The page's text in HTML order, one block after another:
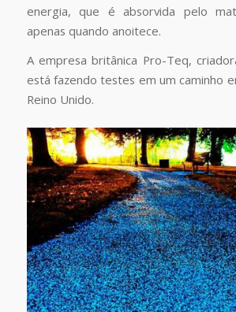
energia, que é absorvida pelo
apenas quando anoitece.
A empresa britânica Pro-Teq,
está fazendo testes em um caminho
Reino Unido.